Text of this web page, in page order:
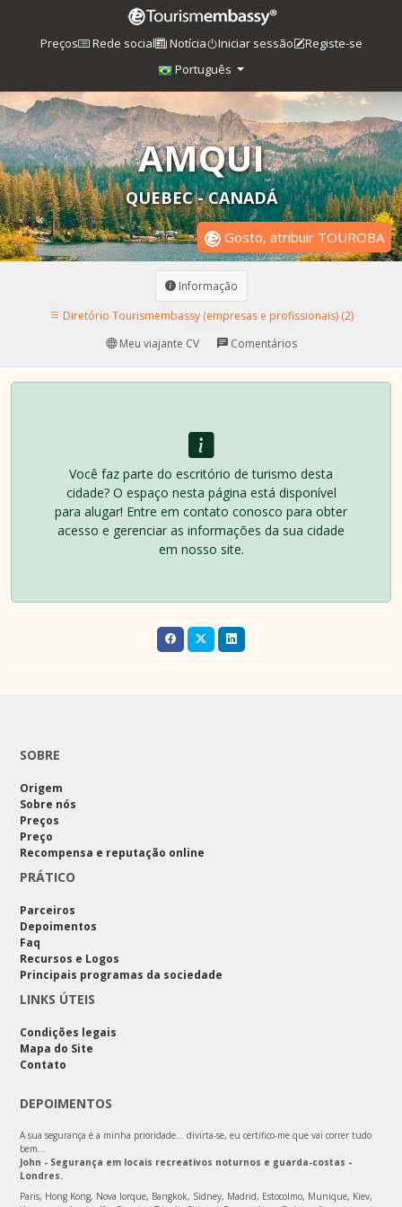
Preços Rede social Notícia Iniciar sessão
Registe-se
Português
AMQUI
QUEBEC - CANADÁ
Gosto, atribuir TOUROBA
Informação
Diretório Tourismembassy (empresas e profissionais) (2)
Meu viajante CV
Comentários
Você faz parte do escritório de turismo desta
cidade? O espaço nesta página está disponível
para alugar! Entre em contato conosco para obter
acesso e gerenciar as informações da sua cidade
em nosso site.
SOBRE
Origem
Sobre nós
Preços
Preço
Recompensa e reputação online
PRÁTICO
Parceiros
Depoimentos
Faq
Recursos e Logos
Principais programas da sociedade
LINKS ÚTEIS
Condições legais
Mapa do Site
Contato
DEPOIMENTOS
A sua segurança é a minha prioridade… divirta-se, eu certifico-me que vai correr tudo
bem…
John - Segurança em locais recreativos noturnos e guarda-costas -
Londres.
Paris, Hong Kong, Nova Iorque, Bangkok, Sidney, Madrid, Estocolmo, Munique, Kiev,